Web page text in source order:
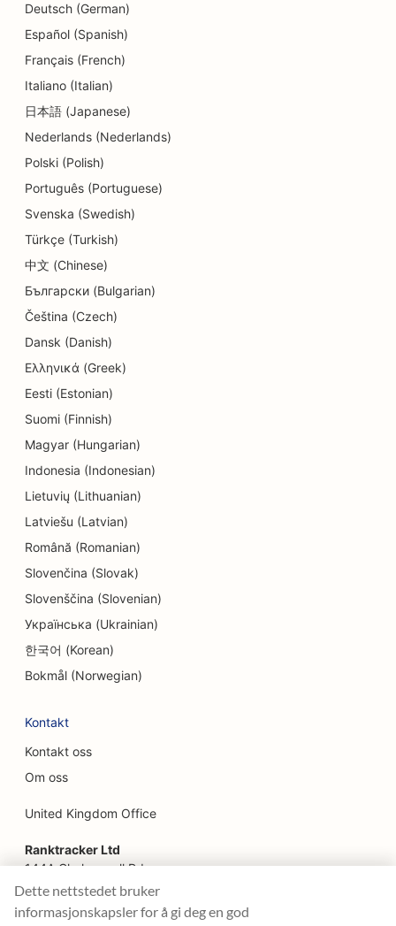
SEO for barnehager
SEO for tannklinikker
SEO for detaljbutikker
SEO for spisesteder
SEO for utdannings- og barnehagetjenester
SEO for smultringbutikker
SEO for elektrikere
SEO for dansestudioer
SEO for elektronikkbutikker
SEO for endodontister
SEO for rømningsrom
EO for etniske restauranter
SEO for gård-til-bord-restauranter
SEO for ansiktsløftningstjenester
SEO for finansplanleggere
SEO for ingeniørfirmaer
SEO for hurtigmatrestauranter
SEO for blomsterhandlere
SEO for finansielle tjenester
SEO for serveringssteder
SEO for franske konditorier
Deutsch (German)
Español (Spanish)
Français (French)
Italiano (Italian)
日本語 (Japanese)
Nederlands (Nederlands)
Polski (Polish)
Português (Portuguese)
Svenska (Swedish)
Türkçe (Turkish)
中文 (Chinese)
Български (Bulgarian)
Čeština (Czech)
Dansk (Danish)
Ελληνικά (Greek)
Eesti (Estonian)
Suomi (Finnish)
Magyar (Hungarian)
Indonesia (Indonesian)
Lietuvių (Lithuanian)
Latviešu (Latvian)
Română (Romanian)
Slovenčina (Slovak)
Slovenščina (Slovenian)
Українська (Ukrainian)
한국어 (Korean)
Bokmål (Norwegian)
Kontakt
Kontakt oss
Om oss
United Kingdom Office
Ranktracker Ltd
144A Clerkenwell Rd
London, EC1R 5DF
Company No: 08820809
Dette nettstedet bruker
informasjonskapsler for å gi deg en god